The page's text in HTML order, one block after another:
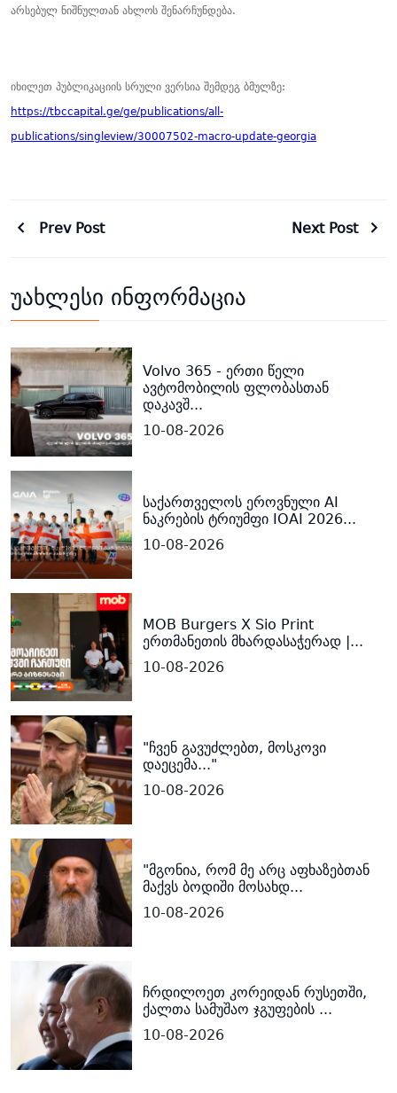
არსებულ ნიშნულთან ახლოს შენარჩუნდება.
იხილეთ პუბლიკაციის სრული ვერსია შემდეგ ბმულზე:
https://tbccapital.ge/ge/publications/all-
publications/singleview/30007502-macro-update-georgia
Prev Post Next Post
უახლესი ინფორმაცია
Volvo 365 - ერთი წელი
ავტომობილის ფლობასთან
დაკავშ...
10-08-2026
საქართველოს ეროვნული AI
ნაკრების ტრიუმფი IOAI 2026...
10-08-2026
MOB Burgers X Sio Print
ერთმანეთის მხარდასაჭერად |...
10-08-2026
"ჩვენ გავუძლებთ, მოსკოვი
დაეცემა..."
10-08-2026
"მგონია, რომ მე არც აფხაზებთან
მაქვს ბოდიში მოსახდ...
10-08-2026
ჩრდილოეთ კორეიდან რუსეთში,
ქალთა სამუშაო ჯგუფების ...
10-08-2026